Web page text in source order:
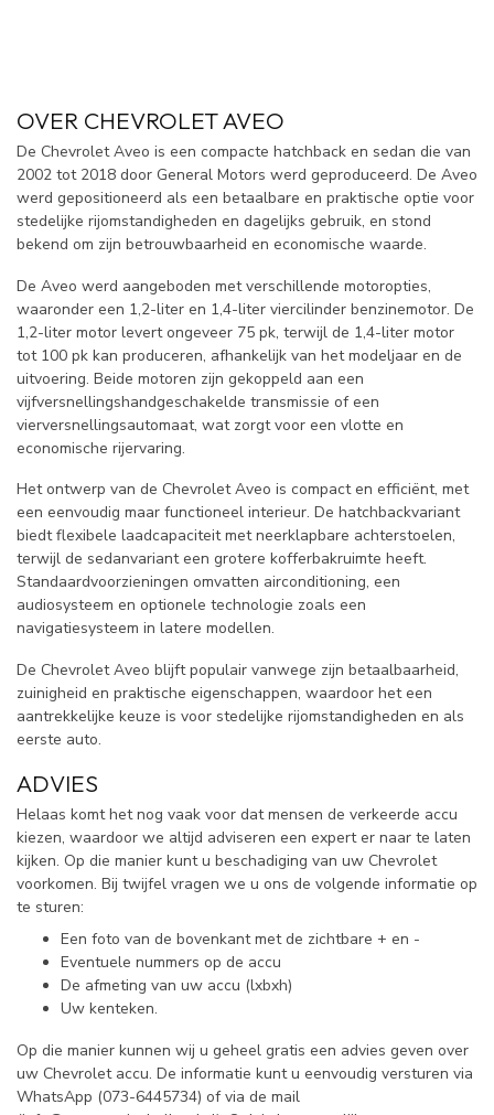
OVER CHEVROLET AVEO
De Chevrolet Aveo is een compacte hatchback en sedan die van
2002 tot 2018 door General Motors werd geproduceerd. De Aveo
werd gepositioneerd als een betaalbare en praktische optie voor
stedelijke rijomstandigheden en dagelijks gebruik, en stond
bekend om zijn betrouwbaarheid en economische waarde.
De Aveo werd aangeboden met verschillende motoropties,
waaronder een 1,2-liter en 1,4-liter viercilinder benzinemotor. De
1,2-liter motor levert ongeveer 75 pk, terwijl de 1,4-liter motor
tot 100 pk kan produceren, afhankelijk van het modeljaar en de
uitvoering. Beide motoren zijn gekoppeld aan een
vijfversnellingshandgeschakelde transmissie of een
vierversnellingsautomaat, wat zorgt voor een vlotte en
economische rijervaring.
Het ontwerp van de Chevrolet Aveo is compact en efficiënt, met
een eenvoudig maar functioneel interieur. De hatchbackvariant
biedt flexibele laadcapaciteit met neerklapbare achterstoelen,
terwijl de sedanvariant een grotere kofferbakruimte heeft.
Standaardvoorzieningen omvatten airconditioning, een
audiosysteem en optionele technologie zoals een
navigatiesysteem in latere modellen.
De Chevrolet Aveo blijft populair vanwege zijn betaalbaarheid,
zuinigheid en praktische eigenschappen, waardoor het een
aantrekkelijke keuze is voor stedelijke rijomstandigheden en als
eerste auto.
ADVIES
Helaas komt het nog vaak voor dat mensen de verkeerde accu
kiezen, waardoor we altijd adviseren een expert er naar te laten
kijken. Op die manier kunt u beschadiging van uw Chevrolet
voorkomen. Bij twijfel vragen we u ons de volgende informatie op
te sturen:
Een foto van de bovenkant met de zichtbare + en -
Eventuele nummers op de accu
De afmeting van uw accu (lxbxh)
Uw kenteken.
Op die manier kunnen wij u geheel gratis een advies geven over
uw Chevrolet accu. De informatie kunt u eenvoudig versturen via
WhatsApp (073-6445734) of via de mail